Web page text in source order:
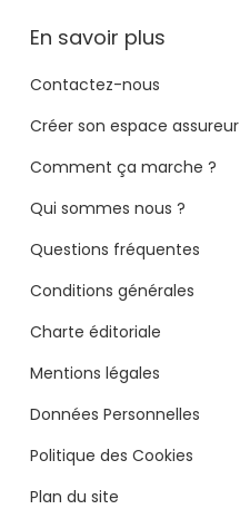
En savoir plus
Contactez-nous
Créer son espace assureur
Comment ça marche ?
Qui sommes nous ?
Questions fréquentes
Conditions générales
Charte éditoriale
Mentions légales
Données Personnelles
Politique des Cookies
Plan du site